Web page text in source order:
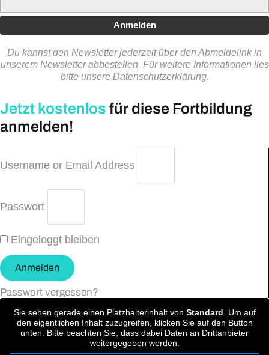
Anmelden
Du kannst den Newsletter jederzeit über den Abmeldelink in
unserem Newsletter abbestellen. Für weitere Informationen lies
bitte unsere Datenschutzerklärung.
Jetzt kostenlos für diese Fortbildung
anmelden!
Username or Email Address
Passwort
Eingeloggt bleiben
Anmelden
Passwort vergessen?
Sie sehen gerade einen Platzhalterinhalt von Standard . Um auf
den eigentlichen Inhalt zuzugreifen, klicken Sie auf den Button
unten. Bitte beachten Sie, dass dabei Daten an Drittanbieter
weitergegeben werden.